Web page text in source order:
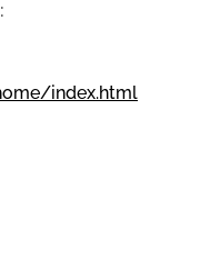
index.html